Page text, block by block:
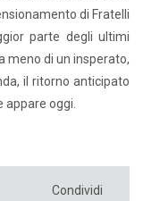
di Fratelli
parte degli ultimi
meno di un insperato,
il ritorno anticipato
oggi.
Condividi